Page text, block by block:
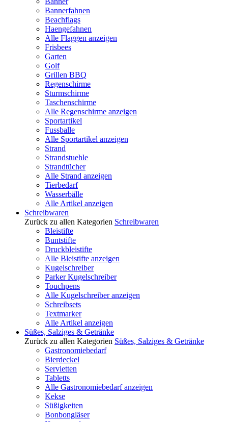
Bannerfahnen
Beachflags
Haengefahnen
Alle Flaggen anzeigen
Frisbees
Garten
Golf
Grillen BBQ
Regenschirme
Sturmschirme
Taschenschirme
Alle Regenschirme anzeigen
Sportartikel
Fussballe
Alle Sportartikel anzeigen
Strand
Strandstuehle
Strandtücher
Alle Strand anzeigen
Tierbedarf
Wasserbälle
Alle Artikel anzeigen
Schreibwaren
Zurück zu allen Kategorien Schreibwaren
Bleistifte
Buntstifte
Druckbleistifte
Alle Bleistifte anzeigen
Kugelschreiber
Parker Kugelschreiber
Touchpens
Alle Kugelschreiber anzeigen
Schreibsets
Textmarker
Alle Artikel anzeigen
Süßes, Salziges & Getränke
Zurück zu allen Kategorien Süßes, Salziges & Getränke
Gastronomiebedarf
Bierdeckel
Servietten
Tabletts
Alle Gastronomiebedarf anzeigen
Kekse
Süßigkeiten
Bonbongläser